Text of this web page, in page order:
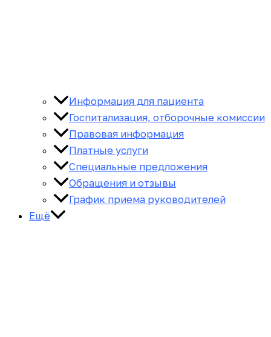
Информация для пациента
Госпитализация, отборочные комиссии
Правовая информация
Платные услуги
Специальные предложения
Обращения и отзывы
График приема руководителей
Ещё